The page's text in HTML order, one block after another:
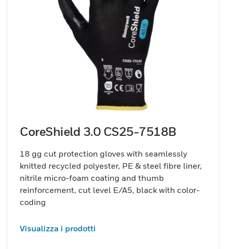
CoreShield 3.0 CS25-7518B
18 gg cut protection gloves with seamlessly
knitted recycled polyester, PE & steel fibre liner,
nitrile micro-foam coating and thumb
reinforcement, cut level E/A5, black with color-
coding
Visualizza i prodotti